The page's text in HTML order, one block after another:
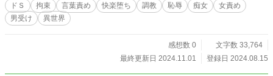
ドＳ 拘束 言葉責め 快楽堕ち 調教 恥辱 痴女
女責め
男受け
異世界
感想数 0
文字数 33,764
最終更新日 2024.11.01
登録日 2024.08.15